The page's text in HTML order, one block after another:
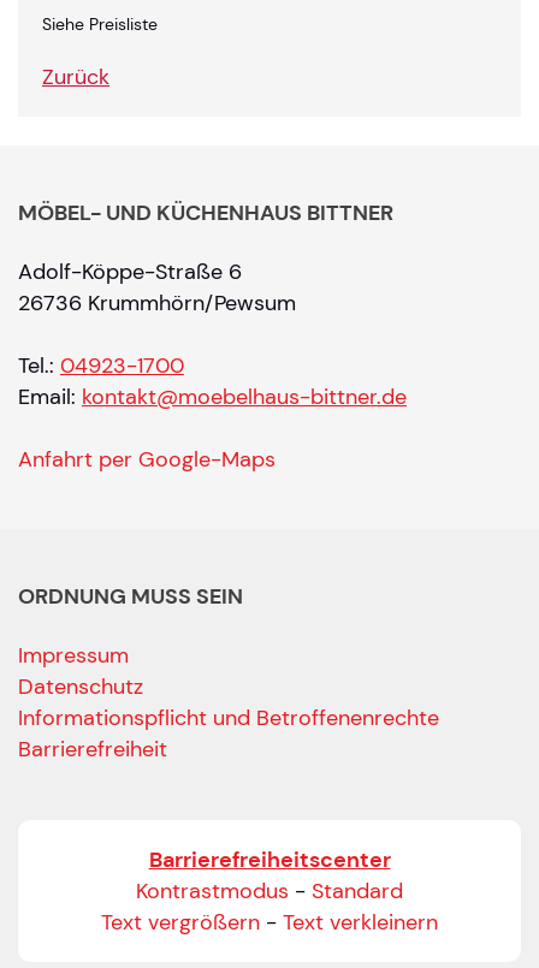
Siehe Preisliste
Zurück
MÖBEL- UND KÜCHENHAUS BITTNER
Adolf-Köppe-Straße 6
26736 Krummhörn/Pewsum
Tel.: 04923-1700
Email: kontakt@moebelhaus-bittner.de
Anfahrt per Google-Maps
ORDNUNG MUSS SEIN
Impressum
Datenschutz
Informationspflicht und Betroffenenrechte
Barrierefreiheit
Barrierefreiheitscenter
Kontrastmodus - Standard
Text vergrößern - Text verkleinern